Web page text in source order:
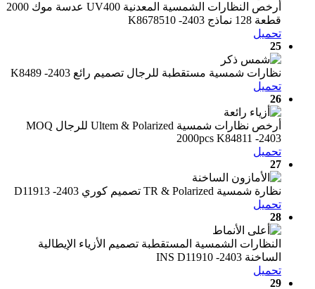
أرخص النظارات الشمسية المعدنية UV400 عدسة موك 2000
قطعة 128 نماذج K8678510 -2403
تحميل
25
نظارات شمسية مستقطبة للرجال تصميم رائع K8489 -2403
تحميل
26
أرخص نظارات شمسية Ultem & Polarized للرجال MOQ
2000pcs K84811 -2403
تحميل
27
نظارة شمسية TR & Polarized تصميم كوري D11913 -2403
تحميل
28
النظارات الشمسية المستقطبة تصميم الأزياء الإيطالية
الساخنة INS D11910 -2403
تحميل
29